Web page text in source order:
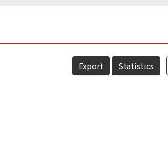
Export Statistics